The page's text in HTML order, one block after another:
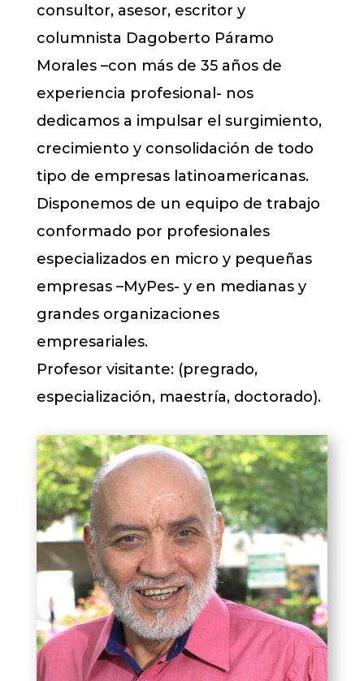
consultor, asesor, escritor y
columnista Dagoberto Páramo
Morales –con más de 35 años de
experiencia profesional- nos
dedicamos a impulsar el surgimiento,
crecimiento y consolidación de todo
tipo de empresas latinoamericanas.
Disponemos de un equipo de trabajo
conformado por profesionales
especializados en micro y pequeñas
empresas –MyPes- y en medianas y
grandes organizaciones
empresariales.
Profesor visitante: (pregrado,
especialización, maestría, doctorado).